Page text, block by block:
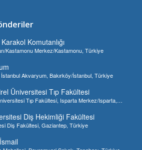
Komutanlığı
Kastamonu Merkez/Kastamonu, Türkiye
Akvaryum, Bakırköy/İstanbul, Türkiye
Üniversitesi Tıp Fakültesi
Tıp Fakültesi, Isparta Merkez/Isparta,
Diş Hekimliği Fakültesi
Diş Fakültesi, Gaziantep, Türkiye